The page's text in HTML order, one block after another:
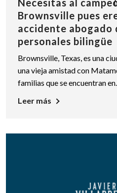
Necesitas al
Brownsville pues
accidente abogado
personales bilingüe
Brownsville, Texas, es una
una vieja amistad con
familias que se encuentran
Leer más